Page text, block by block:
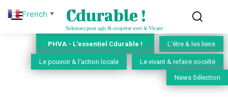
Cdurable !
Solutions pour agir & coopérer avec le Vivant
PHVA - L'essentiel Cdurable ! L'être & les liens
Le pouvoir & l'action locale Le vivant & refaire société
News Sélection
French ▼